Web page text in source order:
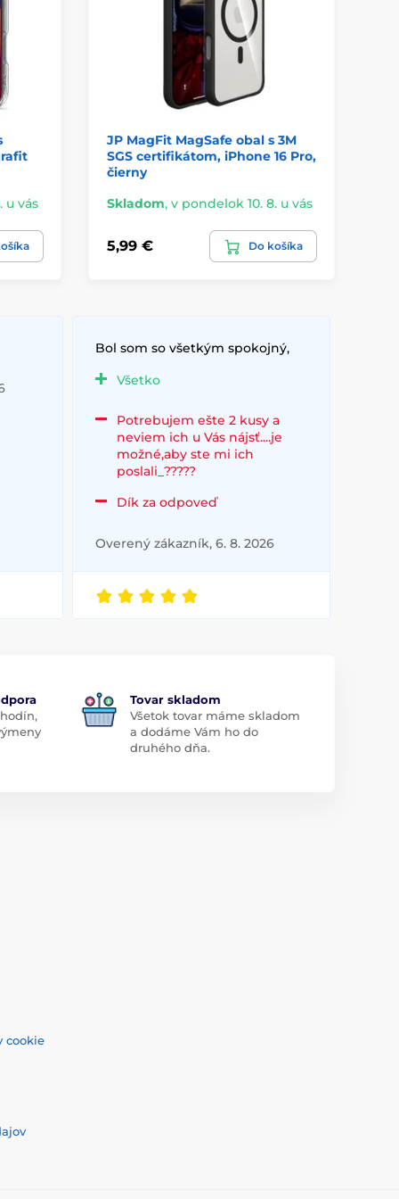
u vás
JP MagFit MagSafe obal s 3M
SGS certifikátom, iPhone 16 Pro,
čierny
Skladom, v pondelok 10. 8. u vás
5,99 € Do košíka
Bol som so všetkým spokojný,
Všetko
Potrebujem ešte 2 kusy a
neviem ich u Vás nájsť....je
možné,aby ste mi ich
poslali_?????
Dík za odpoveď
Overený zákazník, 6. 8. 2026
Tovar skladom
Všetok tovar máme skladom
a dodáme Vám ho do
druhého dňa.
cookie